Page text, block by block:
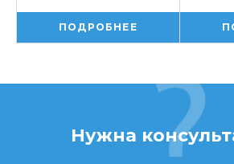
ПОДРОБНЕЕ
Нужна